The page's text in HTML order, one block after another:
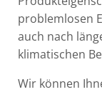
problemlosen
auch nach
klimatischen
Wir können